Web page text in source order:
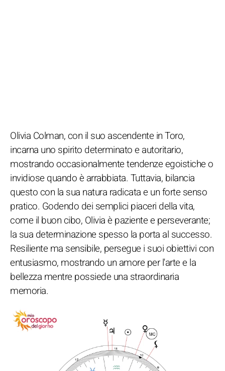
Olivia Colman, con il suo ascendente in Toro,
incarna uno spirito determinato e autoritario,
mostrando occasionalmente tendenze egoistiche o
invidiose quando è arrabbiata. Tuttavia, bilancia
questo con la sua natura radicata e un forte senso
pratico. Godendo dei semplici piaceri della vita,
come il buon cibo, Olivia è paziente e perseverante;
la sua determinazione spesso la porta al successo.
Resiliente ma sensibile, persegue i suoi obiettivi con
entusiasmo, mostrando un amore per l'arte e la
bellezza mentre possiede una straordinaria
memoria.